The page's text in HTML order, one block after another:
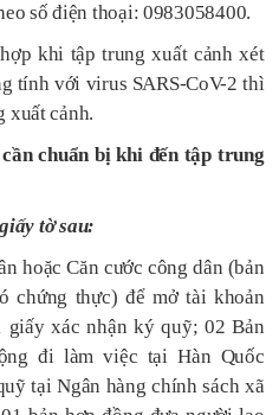
số điện thoại: 0983058400.
khi tập trung xuất cảnh xét
tính với virus SARS-CoV-2 thì
xuất cảnh.
bị khi đến tập trung
tờ sau:
hoặc Căn cước công dân (bản
chứng thực) để mở tài khoản
giấy xác nhận ký quỹ; 02 Bản
đi làm việc tại Hàn Quốc
tại Ngân hàng chính sách xã